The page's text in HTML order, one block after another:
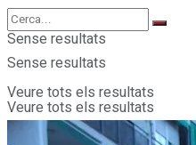
Sense resultats
Veure tots els resultats
Sense resultats
Veure tots els resultats